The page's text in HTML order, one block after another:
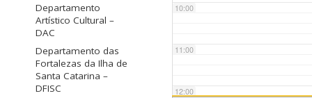
Departamento
Artístico Cultural –
DAC
Departamento das
Fortalezas da Ilha de
Santa Catarina –
DFISC
10:00
11:00
12:00